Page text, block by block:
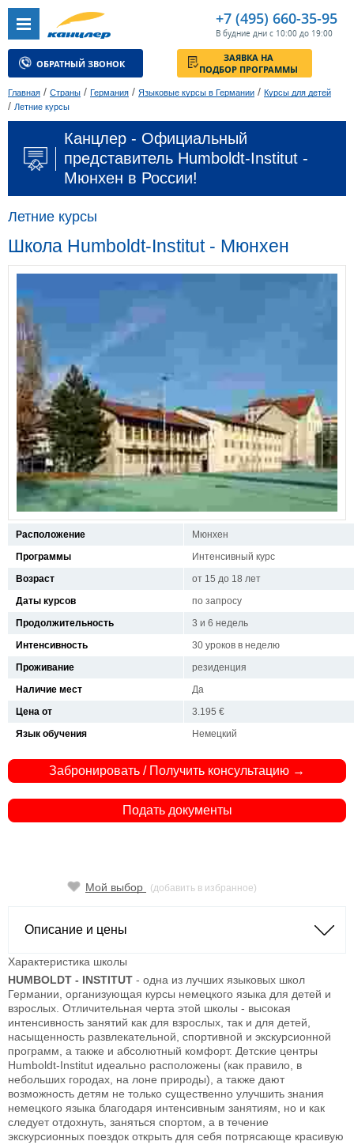
+7 (495) 660-35-95
В будние дни с 10:00 до 19:00
ОБРАТНЫЙ ЗВОНОК
ЗАЯВКА НА
ПОДБОР ПРОГРАММЫ
Главная / Страны / Германия / Языковые курсы в Германии / Курсы для детей
/ Летние курсы
Канцлер - Официальный
представитель Humboldt-Institut -
Мюнхен в России!
Летние курсы
Школа Humboldt-Institut - Мюнхен
Расположение
Мюнхен
Программы
Интенсивный курс
Возраст
от 15 до 18 лет
Даты курсов
по запросу
Продолжительность
3 и 6 недель
Интенсивность
30 уроков в неделю
Проживание
резиденция
Наличие мест
Да
Цена от
3.195 €
Язык обучения
Немецкий
Забронировать / Получить консультацию →
Подать документы
Мой выбор (добавить в избранное)
Описание и цены
Характеристика школы
HUMBOLDT - INSTITUT - одна из лучших языковых школ
Германии, организующая курсы немецкого языка для детей и
взрослых. Отличительная черта этой школы - высокая
интенсивность занятий как для взрослых, так и для детей,
насыщенность развлекательной, спортивной и экскурсионной
программ, а также и абсолютный комфорт. Детские центры
Humboldt-Institut идеально расположены (как правило, в
небольших городах, на лоне природы), а также дают
возможность детям не только существенно улучшить знания
немецкого языка благодаря интенсивным занятиям, но и как
следует отдохнуть, заняться спортом, а в течение
экскурсионных поездок открыть для себя потрясающе красивую